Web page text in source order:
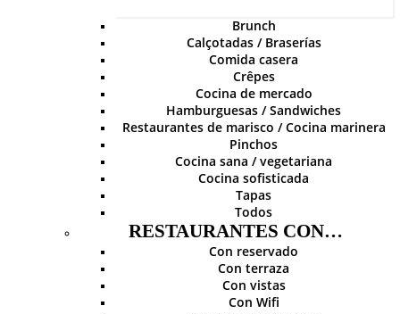
Brunch
Calçotadas / Braserías
Comida casera
Crêpes
Cocina de mercado
Hamburguesas / Sandwiches
Restaurantes de marisco / Cocina marinera
Pinchos
Cocina sana / vegetariana
Cocina sofisticada
Tapas
Todos
RESTAURANTES CON…
Con reservado
Con terraza
Con vistas
Con Wifi